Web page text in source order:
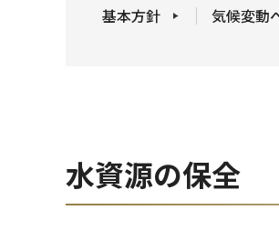
基本方針 気候変動
水資源の保全